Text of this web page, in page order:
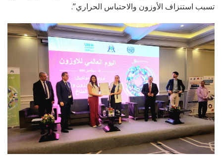
تسبب استنزاف الأوزون والاحتباس الحراري”.